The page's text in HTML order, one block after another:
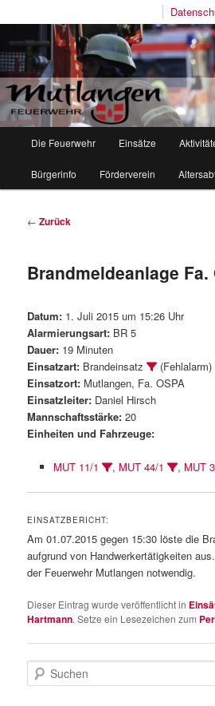
Freiwillige
Zum
Inhalt
Zum
sekundären
Die Feuerwehr Einsätze
Bürgerinfo Förderverein
Beitragsnavigation
← Zurück
Brandmeldeanlage Fa.
Datum: 1. Juli 2015 um 15:26 Uhr
Alarmierungsart: BR 5
Dauer: 19 Minuten
Einsatzart: Brandeinsatz
(Fehlalarm)
Einsatzort: Mutlangen, Fa. OSPA
Einsatzleiter: Daniel Hirsch
Mannschaftsstärke: 20
Einheiten und Fahrzeuge:
MUT 11/1 , MUT 44/1 , MUT
EINSATZBERICHT:
Am 01.07.2015 gegen 15:30 löste die
aufgrund von Handwerkertätigkeiten
der Feuerwehr Mutlangen notwendig.
Dieser Eintrag wurde veröffentlicht in
Hartmann. Setze ein Lesezeichen zum
u